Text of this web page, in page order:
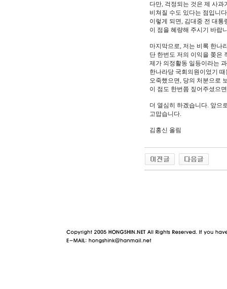
다만, 걱정되는 것은 제 사
비쳐질 수도 있다는 점입니
이렇게 되면, 김대중 전 대통
이 점을 혜량해 주시기 바랍
마지막으로, 저는 비록 한나
단 한번도 저의 이익을 쫒은
제가 의정활동 일등이라는
한나라당 국회의원이었기
오죽했으면, 당의 처분으로
이 점도 한번쯤 짚어주셨으
더 열심히 하겠습니다. 앞으
고맙습니다.
김홍신 올림